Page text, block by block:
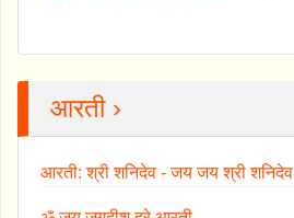
आरती ›
आरती: श्री शनिदेव - जय जय श्री शनिदेव